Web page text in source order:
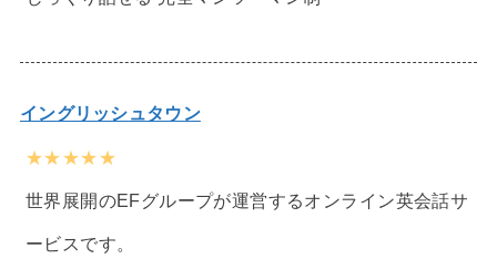
イングリッシュタウン
★★★★★
世界展開のEFグループが運営するオンライン英会話サ
ービスです。